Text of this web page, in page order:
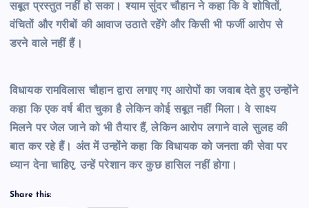
सबूत प्रस्तुत नहीं हो सका। श्याम सुंदर चौहान ने कहा कि वे शोषितों,
वंचितों और गरीबों की आवाज उठाते रहेंगे और किसी भी फर्जी आरोप से
डरने वाले नहीं हैं।
विधायक रामविलास चौहान द्वारा लगाए गए आरोपों का जवाब देते हुए उन्होंने
कहा कि एक वर्ष बीत चुका है लेकिन कोई सबूत नहीं मिला। वे साक्ष्य
मिलने पर जेल जाने को भी तैयार हैं, लेकिन आरोप लगाने वाले सुलह की
बात कर रहे हैं। अंत में उन्होंने कहा कि विधायक को जनता की सेवा पर
ध्यान देना चाहिए, उन्हें परेशान कर कुछ हासिल नहीं होगा।
Share this: